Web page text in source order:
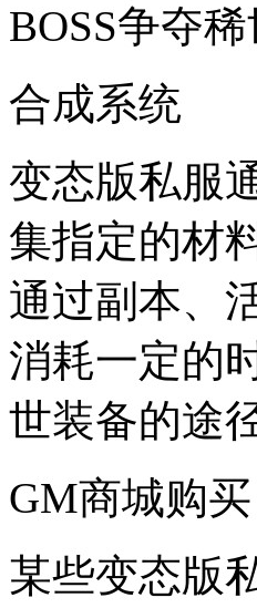
BOSS争夺稀
合成系统
变态版私服
集指定的材
通过副本、
消耗一定的
世装备的途
GM商城购买
某些变态版